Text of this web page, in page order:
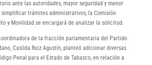
ante las autoridades, mayor seguridad y menor
simplificar trámites administrativos; la Comisión
y Movilidad se encargará de analizar la solicitud.
de la fracción parlamentaria del Partido
Casilda Ruiz Agustín, planteó adicionar diversas
Penal para el Estado de Tabasco, en relación a